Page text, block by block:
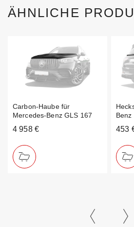
ÄHNLICHE
Carbon-Haube für
Mercedes-Benz GLS 167
4 958 €
Benz
453